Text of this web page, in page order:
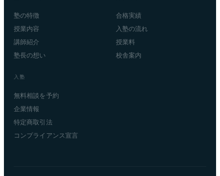
塾の特徴
授業内容
講師紹介
塾長の想い
合格実績
入塾の流れ
授業料
校舎案内
入塾
無料相談を予約
企業情報
特定商取引法
コンプライアンス宣言